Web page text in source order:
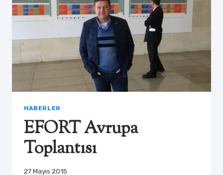
HABERLER
EFORT Avrupa
Toplantısı
27 Mayıs 2015